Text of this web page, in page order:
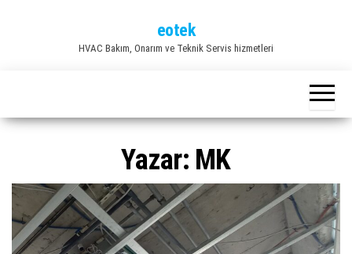
eotek
HVAC Bakım, Onarım ve Teknik Servis hizmetleri
Yazar: MK